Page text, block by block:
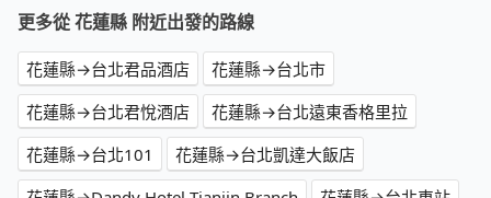
更多從 花蓮縣 附近出發的路線
花蓮縣→台北君品酒店
花蓮縣→台北市
花蓮縣→台北君悅酒店
花蓮縣→台北遠東香格里拉
花蓮縣→台北101
花蓮縣→台北凱達大飯店